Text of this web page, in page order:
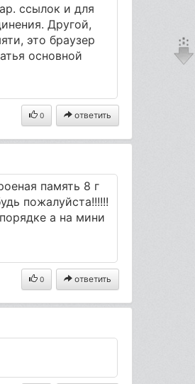
ссылок и для
Другой,
это браузер
основной
0 ответить
память 8 г
пожалуйста!!!!!!
а на мини
0 ответить